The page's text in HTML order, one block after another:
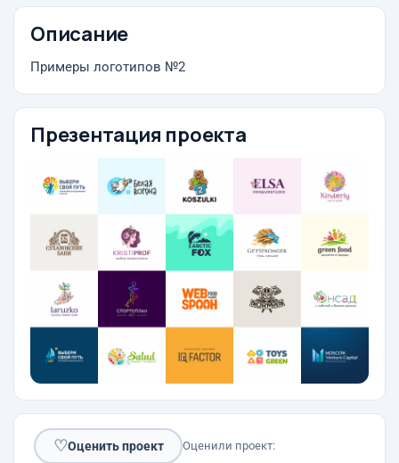
Описание
Примеры логотипов №2
Презентация проекта
♡Оценить проект Оценили проект: